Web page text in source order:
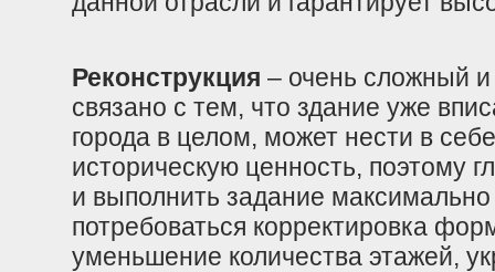
Реконструкция – очень сложный
связано с тем, что здание уже
города в целом, может нести в
историческую ценность, поэтому
и выполнить задание
потребоваться корректировка
уменьшение количества этажей,